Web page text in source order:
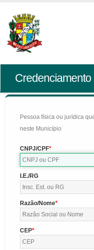
Pessoa física ou jurídica
neste Município
CNPJ/CPF
I.E./RG
Razão/Nome
CEP